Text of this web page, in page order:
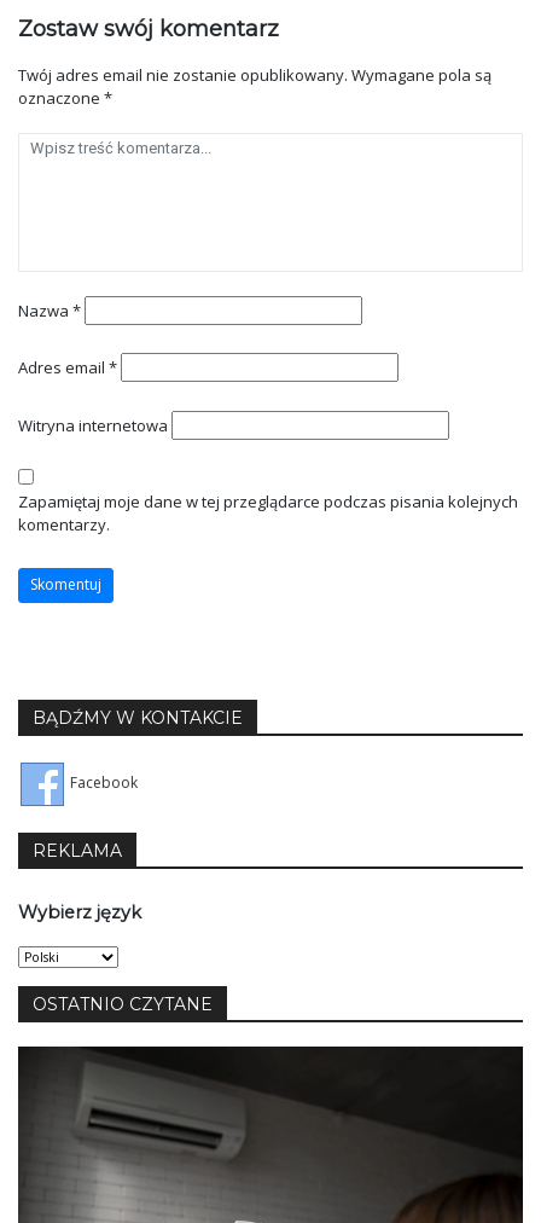
Zostaw swój komentarz
Twój adres email nie zostanie opublikowany. Wymagane pola są
oznaczone *
Nazwa *
Adres email *
Witryna internetowa
Zapamiętaj moje dane w tej przeglądarce podczas pisania kolejnych
komentarzy.
BĄDŹMY W KONTAKCIE
Facebook
REKLAMA
Wybierz język
Wybierz
język
OSTATNIO CZYTANE